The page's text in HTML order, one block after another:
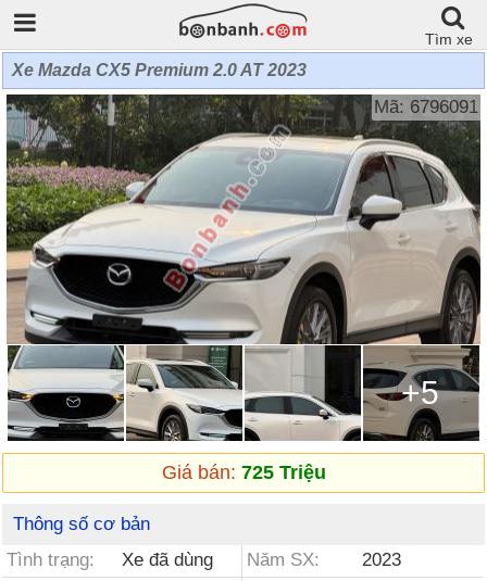
Tìm xe
Xe Mazda CX5 Premium 2.0 AT 2023
Mã: 6796091
+5
Giá bán: 725 Triệu
Thông số cơ bản
Tình trạng:
Xe đã dùng Năm SX:
2023